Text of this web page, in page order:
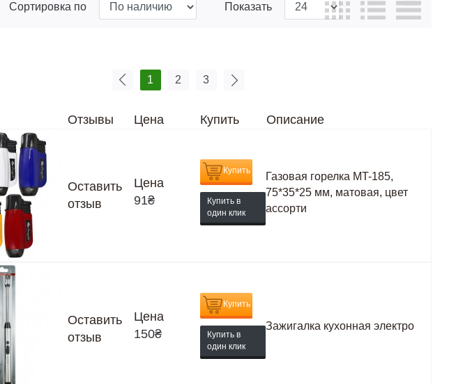
Сортировка по Показать
1 2 3
Отзывы Цена Купить Описание
Оставить
отзыв
Цена
91₴
Купить
Купить в
один клик
Газовая горелка MT-185,
75*35*25 мм, матовая, цвет
ассорти
Оставить
отзыв
Цена
150₴
Купить
Купить в
один клик
Зажигалка кухонная электро